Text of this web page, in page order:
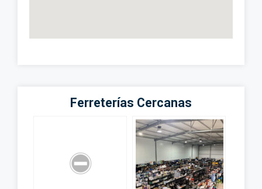
Ferreterías Cercanas